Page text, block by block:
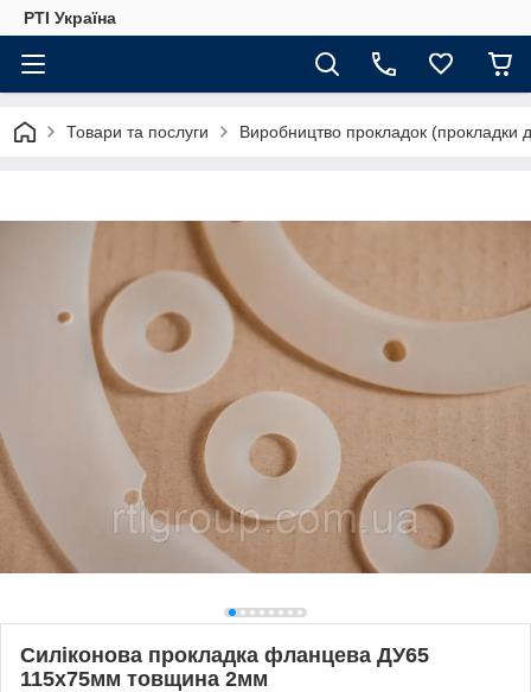
РТІ Україна
Товари та послуги Виробництво прокладок (прокладки
Силіконова прокладка фланцева ДУ65
115х75мм товщина 2мм